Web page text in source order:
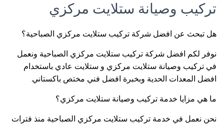
تركيب وصيانة ستلايت مركزي
هل تبحث عن افضل شركة تركيب ستلايت مركزي الصباحية؟
نوفر لكم افضل شركة تركيب ستلايت مركزي الصباحية ونعمل
في تركيب وصيانة ستلايت مركزي و ستلايت عادي باستخدام
افضل المعدات الحدية وبخبرة افضل فني مختص باكستاني.
ما هي مزايا خدمة تركيب وصيانة ستلايت مركزي؟
نحن نعمل في خدمة تركيب ستلايت مركزي الصباحية منذ فترات